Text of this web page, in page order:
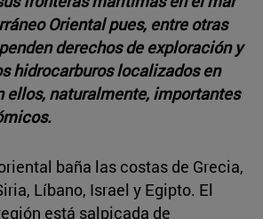
Oriental pues, entre otras
derechos de exploración y
hidrocarburos localizados en
ellos, naturalmente, importantes
baña las costas de Grecia,
Líbano, Israel y Egipto. El
está salpicada de